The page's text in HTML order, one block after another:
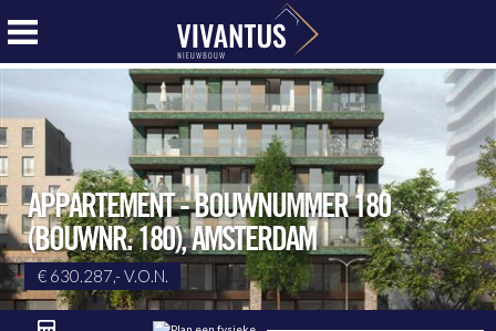
APPARTEMENT - BOUWNUMMER 180
(BOUWNR. 180),AMSTERDAM
€ 630.287,- V.O.N.